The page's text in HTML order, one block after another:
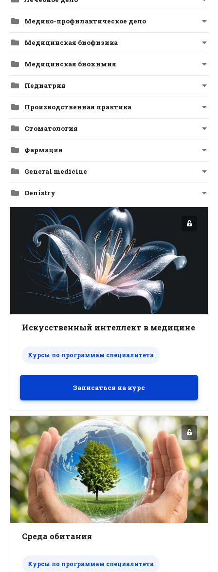
Медико-профилактическое дело
Медицинская биофизика
Медицинская биохимия
Педиатрия
Производственная практика
Стоматология
Фармация
General medicine
Denistry
Искусственный интеллект в медицине
Курсы по программам специалитета
Записаться на курс
Среда обитания
Курсы по программам специалитета